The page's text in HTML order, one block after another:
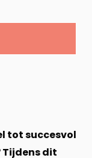
tot succesvol
dit